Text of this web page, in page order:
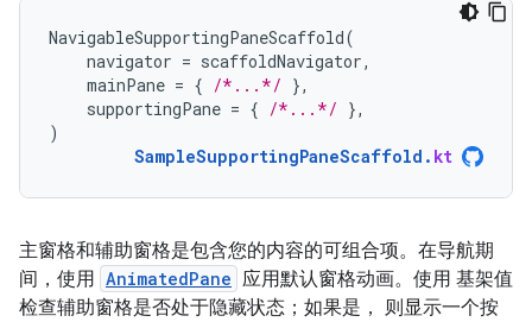
NavigableSupportingPaneScaffold(
navigator = scaffoldNavigator,
mainPane = { /*...*/ },
supportingPane = { /*...*/ },
)
SampleSupportingPaneScaffold . kt
主窗格和辅助窗格是包含您的内容的可组合项。在导航期
间，使用 AnimatedPane 应用默认窗格动画。使用 基架值
检查辅助窗格是否处于隐藏状态；如果是， 则显示一个按